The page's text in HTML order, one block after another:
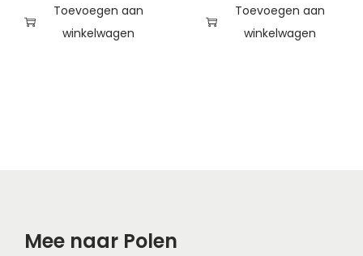
Toevoegen aan
winkelwagen
Toevoegen aan
winkelwagen
Mee naar Polen